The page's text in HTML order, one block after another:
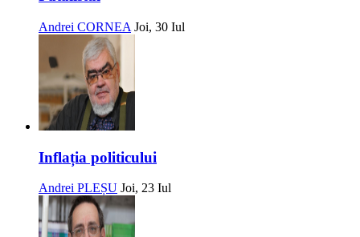
Andrei CORNEA Joi, 30 Iul
Inflația politicului
Andrei PLEȘU Joi, 23 Iul